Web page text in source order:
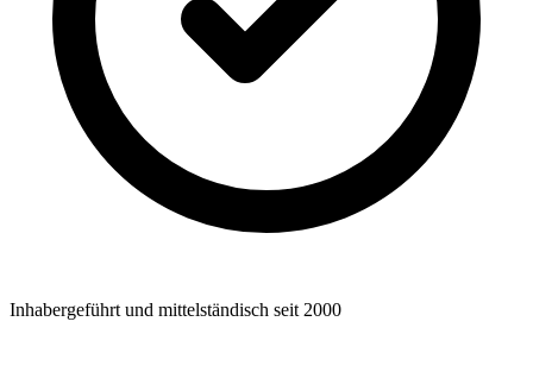
Inhabergeführt und mittelständisch seit 2000